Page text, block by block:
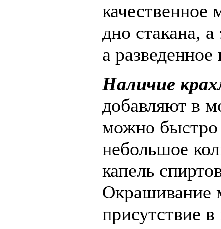
качественное
дно стакана,
а
Наличие
добавляют в
можно быстро
небольшое
капель
Окрашивание
присутствие